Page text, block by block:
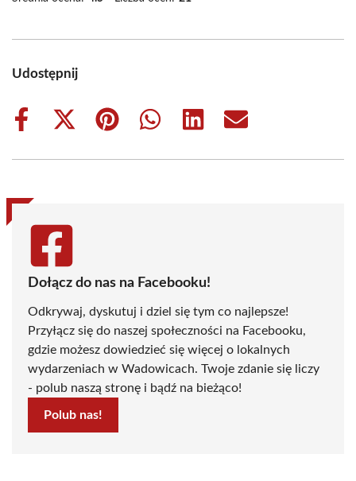
Udostępnij
Share
Share
(Twitter)
Share
Share
Share
Share
Dołącz do nas na Facebooku!
Odkrywaj, dyskutuj i dziel się tym co najlepsze!
Przyłącz się do naszej społeczności na Facebooku,
gdzie możesz dowiedzieć się więcej o lokalnych
wydarzeniach w Wadowicach. Twoje zdanie się liczy
- polub naszą stronę i bądź na bieżąco!
Polub nas!